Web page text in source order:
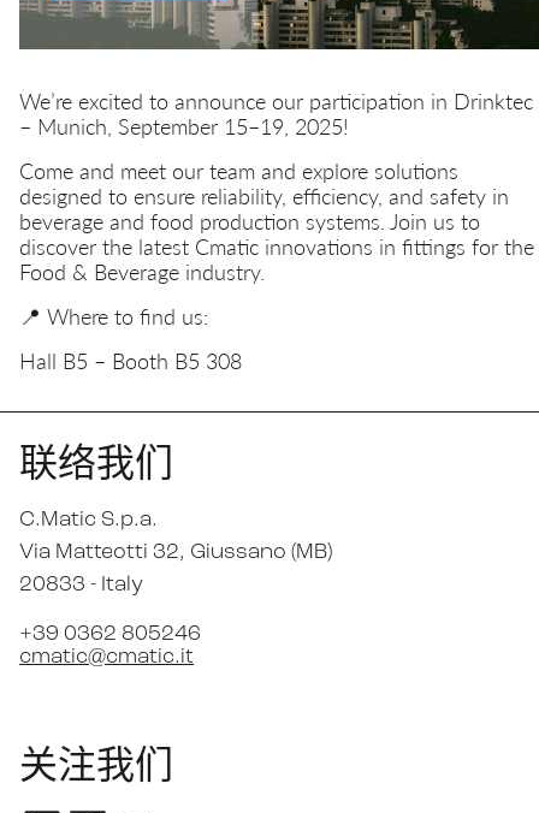
We’re excited to announce our participation in Drinktec
– Munich, September 15–19, 2025!
Come and meet our team and explore solutions
designed to ensure reliability, efficiency, and safety in
beverage and food production systems. Join us to
discover the latest Cmatic innovations in fittings for the
Food & Beverage industry.
📍 Where to find us:
Hall B5 – Booth B5 308
联络我们
C.Matic S.p.a.
Via Matteotti 32, Giussano (MB)
20833 - Italy
+39 0362 805246
cmatic@cmatic.it
关注我们